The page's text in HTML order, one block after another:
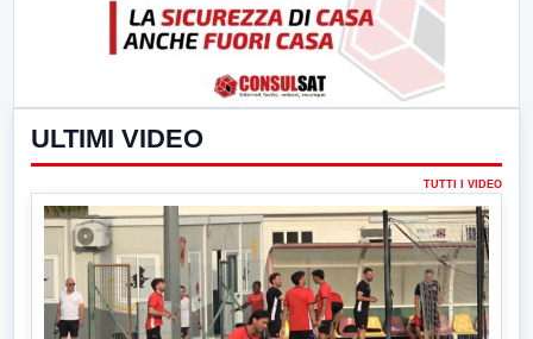
ULTIMI VIDEO
TUTTI I VIDEO